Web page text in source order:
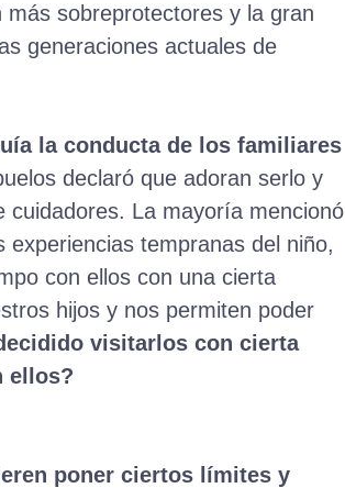
sobreprotectores y la gran
generaciones actuales de
la conducta de los familiares
declaró que adoran serlo y
cuidadores. La mayoría mencionó
tempranas del niño,
con ellos con una cierta
hijos y nos permiten poder
visitarlos con cierta
ellos?
poner ciertos límites y